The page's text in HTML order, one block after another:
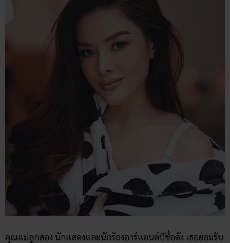
คุณแม่ลูกสอง นักแสดงและนักร้องอาร์แอนด์บีชื่อดัง เธอยอมรับ